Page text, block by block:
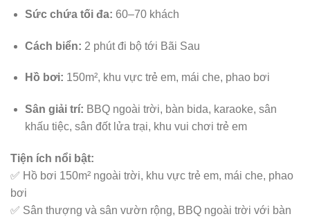
Sức chứa tối đa: 60–70 khách
Cách biển: 2 phút đi bộ tới Bãi Sau
Hồ bơi: 150m², khu vực trẻ em, mái che, phao bơi
Sân giải trí: BBQ ngoài trời, bàn bida, karaoke, sân
khấu tiệc, sân đốt lửa trại, khu vui chơi trẻ em
Tiện ích nổi bật:
✅ Hồ bơi 150m² ngoài trời, khu vực trẻ em, mái che, phao
bơi
✅ Sân thượng và sân vườn rộng, BBQ ngoài trời với bàn